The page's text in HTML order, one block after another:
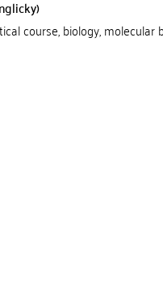
course, biology, molecular